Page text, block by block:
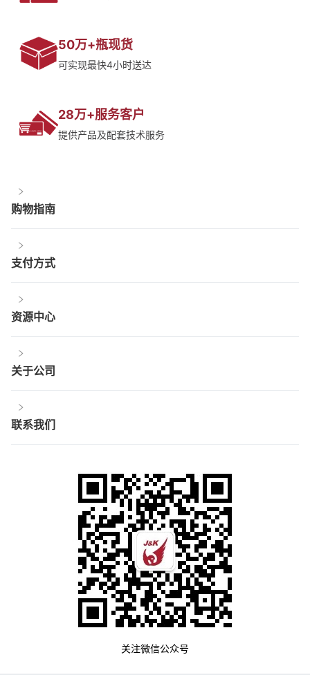
50万+瓶现货
可实现最快4小时送达
28万+服务客户
提供产品及配套技术服务
购物指南
支付方式
资源中心
关于公司
联系我们
关注微信公众号